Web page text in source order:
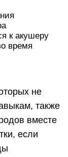
к акушеру
время
не
также
вместе
если